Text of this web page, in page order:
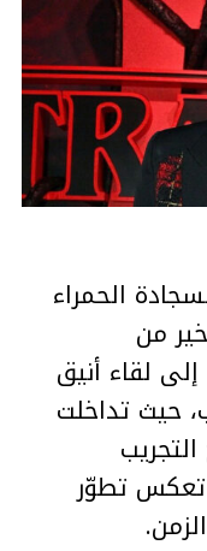
الحمراء
من
مسلسل Stranger Things إلى لقاء أنيق
حيث تداخلت
تعكس تطوّر